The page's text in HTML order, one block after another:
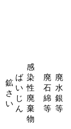
鉱
さ
い
ば
い
じ
ん
感
染
性
廃
棄
物
廃
石
綿
等
廃
水
銀
等